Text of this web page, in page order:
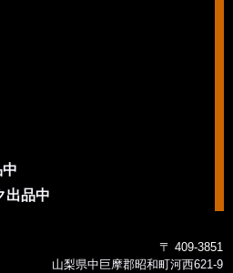
出品中
〒 409-3851
山梨県中巨摩郡昭和町河西621-9